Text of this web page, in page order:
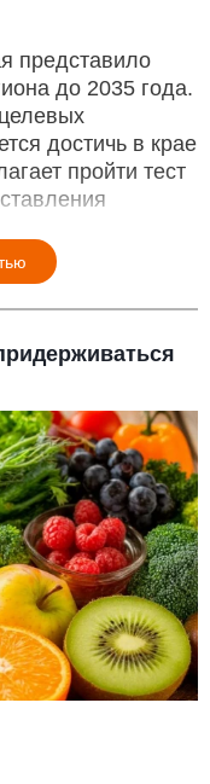
представило
до 2035 года.
достичь в крае
пройти тест